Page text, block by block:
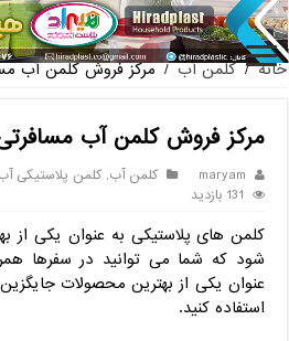
پخش عمده صندلی پلاستیکی دسته دار 889 ناصر
خانه / کلمن آب / مرکز فروش کلمن آب
مرکز فروش کلمن آب
maryam کلمن آب,کلمن پلاستیکی
131 بازدید
کلمن های پلاستیکی به عنوان یکی از
شود که شما می توانید در سفرها
عنوان یکی از بهترین محصولات
استفاده کنید.